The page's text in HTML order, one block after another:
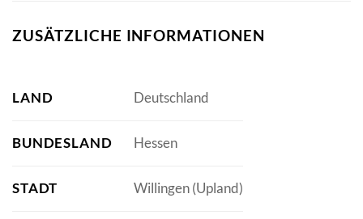
ZUSÄTZLICHE INFORMATIONEN
LAND Deutschland
BUNDESLAND Hessen
STADT Willingen (Upland)